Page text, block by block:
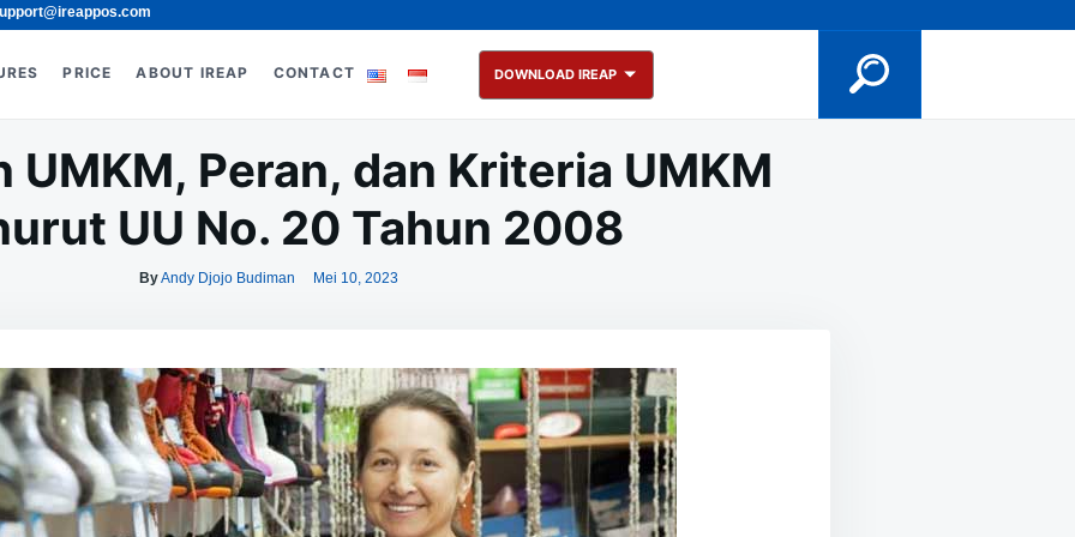
PRICE ABOUT IREAP CONTACT DOWNLOAD IREAP
UMKM, Peran, dan Kriteria UMKM
UU No. 20 Tahun 2008
ByAndy Djojo Budiman Mei 10, 2023